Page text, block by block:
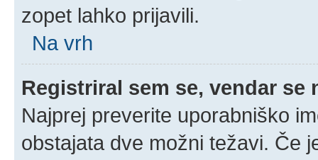
zopet lahko prijavili.
Na vrh
Registriral sem se, vendar se
Najprej preverite uporabniško
obstajata dve možni težavi. Če